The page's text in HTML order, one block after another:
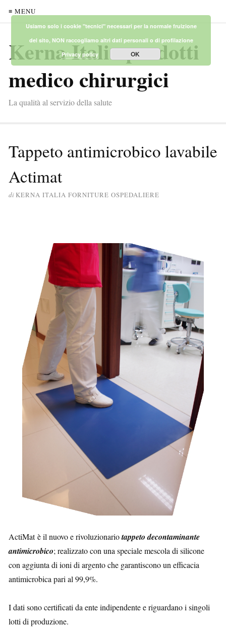
≡ MENU
Kerna Italia prodotti
medico chirurgici
La qualità al servizio della salute
Tappeto antimicrobico lavabile
Actimat
di KERNA ITALIA FORNITURE OSPEDALIERE
ActiMat è il nuovo e rivoluzionariotappeto decontaminante
antimicrobico; realizzato con una speciale mescola di silicone
con aggiunta di ioni di argento che garantiscono un efficacia
antimicrobica pari al 99,9%.
I dati sono certificati da ente indipendente e riguardano i singoli
lotti di produzione.
Usiamo solo i cookie "tecnici" necessari per la normale fruizione
del sito, NON raccogliamo altri dati personali o di profilazione
Privacy policy
OK